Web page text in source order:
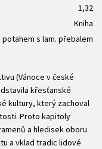
1,32
Kniha
potahem s lam. přebalem
(Vánoce v české
křesťanské
kultury, který zachoval
Proto kapitoly
a hledisek oboru
a vklad tradic lidové